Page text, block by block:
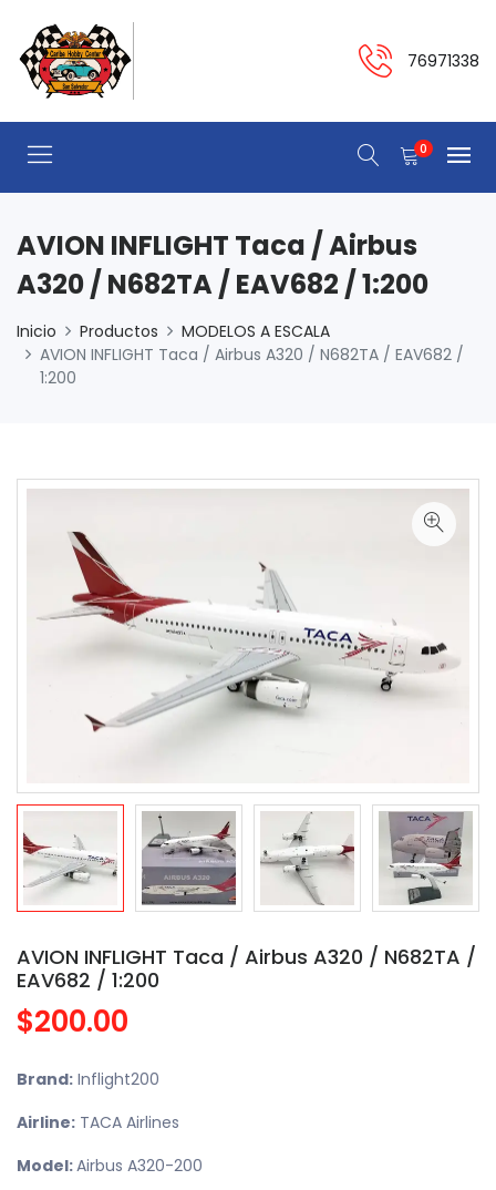
76971338
0
AVION INFLIGHT Taca / Airbus
A320 / N682TA / EAV682 / 1:200
Inicio Productos
MODELOS A ESCALA
AVION INFLIGHT Taca / Airbus A320 / N682TA / EAV682 /
1:200
AVION INFLIGHT Taca / Airbus A320 / N682TA /
EAV682 / 1:200
$200.00
Brand: Inflight200
Airline: TACA Airlines
Model:Airbus A320-200